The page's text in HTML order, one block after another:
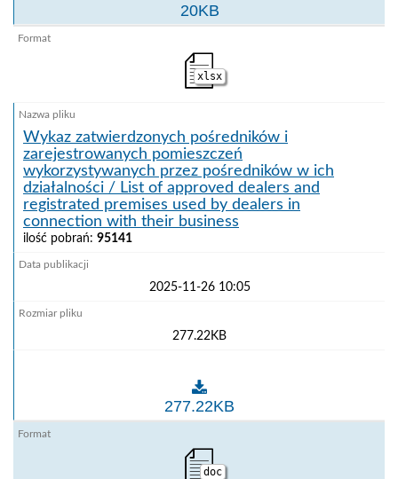
Wykaz zatwierdzonych miejsc lub stacji
20KB
xlsx
Wykaz zatwierdzonych pośredników i
zarejestrowanych pomieszczeń
wykorzystywanych przez pośredników w ich
działalności / List of approved dealers and
registrated premises used by dealers in
connection with their business
ilość pobrań: 95141
2025-11-26 10:05
277.22KB
Wykaz zatwierdzonych pośredników i
277.22KB
doc